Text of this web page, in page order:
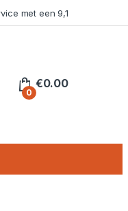
met een 9,1
0
€0.00